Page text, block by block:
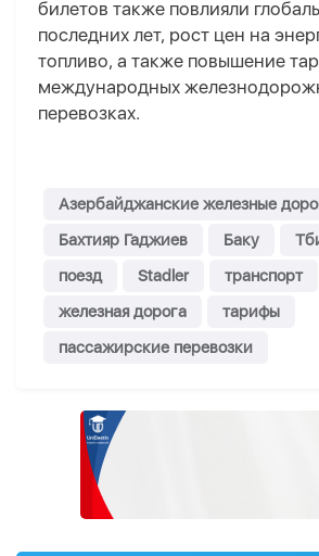
билетов также повлияли
последних лет, рост цен на
топливо, а также повышение
международных
перевозках.
Азербайджанские железные
Бахтияр Гаджиев
Баку
поезд
Stadler
транспорт
железная дорога
тарифы
пассажирские перевозки